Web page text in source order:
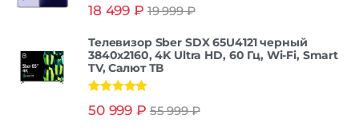
из 5
18 499 ₽ 19 999₽
Телевизор Sber SDX 65U4121 черный
3840x2160, 4K Ultra HD, 60 Гц, Wi-Fi, Smart
TV, Салют ТВ
из 5
50 999 ₽ 55 999₽